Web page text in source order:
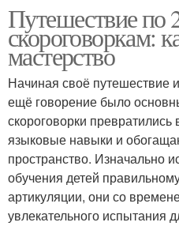
Путешествие по
скороговоркам:
мастерство
Начиная своё путешествие
ещё говорение было
скороговорки
языковые навыки и
пространство. Изначально
обучения детей
артикуляции, они со
увлекательного испытания